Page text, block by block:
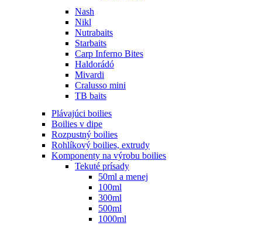
Nash
Nikl
Nutrabaits
Starbaits
Carp Inferno Bites
Haldorádó
Mivardi
Cralusso mini
TB baits
Plávajúci boilies
Boilies v dipe
Rozpustný boilies
Rohlíkový boilies, extrudy
Komponenty na výrobu boilies
Tekuté prísady
50ml a menej
100ml
300ml
500ml
1000ml